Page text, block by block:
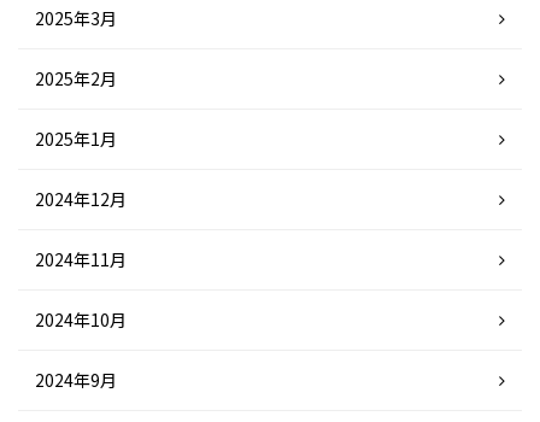
2025年3月
2025年2月
2025年1月
2024年12月
2024年11月
2024年10月
2024年9月